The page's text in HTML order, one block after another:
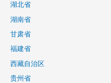
湖北省
湖南省
甘肃省
福建省
西藏自治区
贵州省